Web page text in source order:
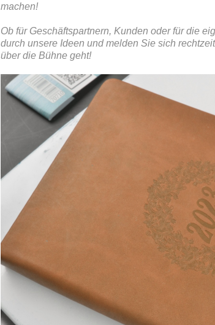
machen!
Ob für Geschäftspartnern, Kunden oder für die
durch unsere Ideen und melden Sie sich
über die Bühne geht!